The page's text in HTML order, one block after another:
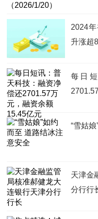
2024
升涨超
每日
“雪姑
天津金
分行行